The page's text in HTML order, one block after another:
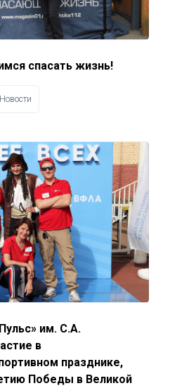
спасать жизнь!
им. С.А.
в
празднике,
Победы в Великой